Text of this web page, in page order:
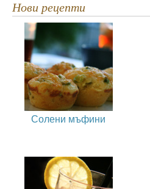
Нови рецепти
Солени мъфини